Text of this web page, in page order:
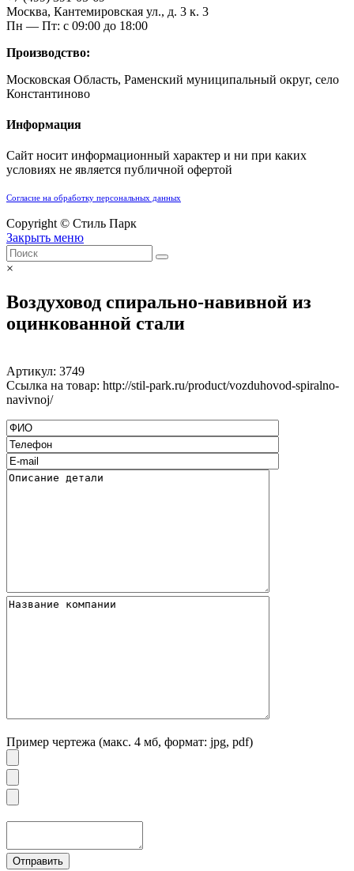
Москва, Кантемировская ул., д. 3 к. 3
Пн — Пт: с 09:00 до 18:00
Производство:
Московская Область, Раменский муниципальный округ, село
Константиново
Информация
Сайт носит информационный характер и ни при каких
условиях не является публичной офертой
Согласие на обработку персональных данных
Copyright © Стиль Парк
Закрыть меню
×
Воздуховод спирально-навивной из
оцинкованной стали
Артикул: 3749
Ссылка на товар: http://stil-park.ru/product/vozduhovod-spiralno-
navivnoj/
Пример чертежа (макс. 4 мб, формат: jpg, pdf)